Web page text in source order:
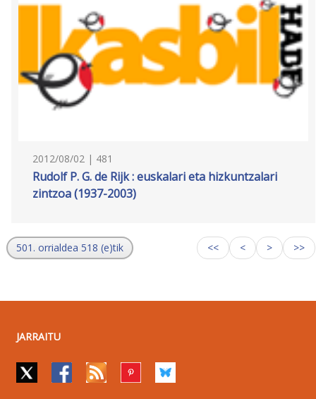
2012/08/02 | 481
Rudolf P. G. de Rijk : euskalari eta hizkuntzalari
zintzoa (1937-2003)
501. orrialdea 518 (e)tik << < > >>
JARRAITU